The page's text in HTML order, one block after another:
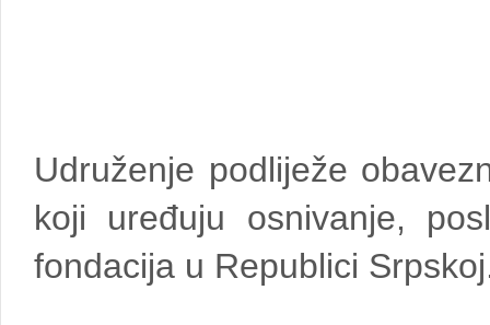
Udruženje podliježe
koji uređuju osnivanje,
fondacija u Republici